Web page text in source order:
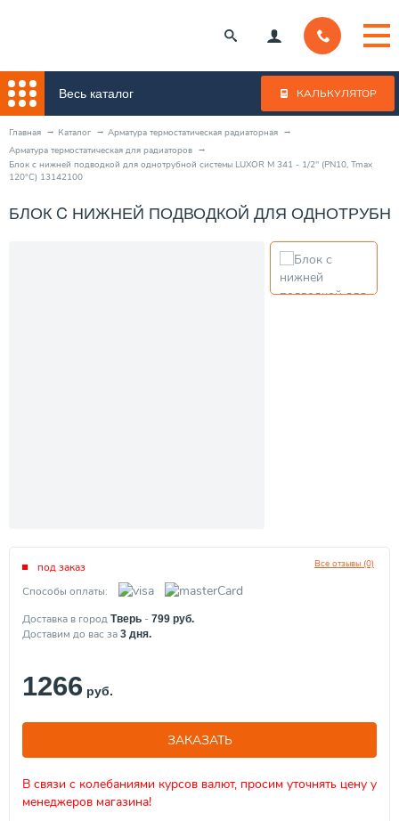
Весь каталог КАЛЬКУЛЯТОР
Главная Каталог
Арматура термостатическая радиаторная
Арматура термостатическая для радиаторов
Блок c нижней подводкой для однотрубной системы LUXOR M 341 - 1/2" (PN10, Tmax
120°С) 13142100
БЛОК C НИЖНЕЙ ПОДВОДКОЙ ДЛЯ ОДНОТРУБНОЙ
Все отзывы (0)
под заказ
Способы оплаты:
Доставка в город Тверь - 799 руб.
Доставим до вас за 3 дня.
1266 руб.
ЗАКАЗАТЬ
В связи с колебаниями курсов валют, просим уточнять цену у
менеджеров магазина!